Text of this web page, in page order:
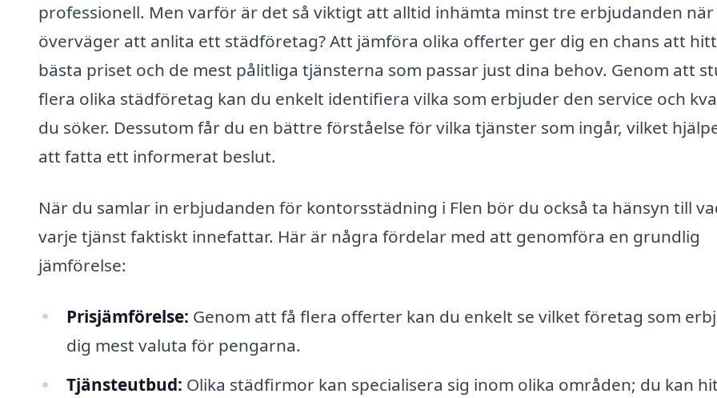
professionell. Men varför är det så viktigt att alltid inhämta minst tre erbjudanden när
överväger att anlita ett städföretag? Att jämföra olika offerter ger dig en chans att
bästa priset och de mest pålitliga tjänsterna som passar just dina behov. Genom att
flera olika städföretag kan du enkelt identifiera vilka som erbjuder den service och
du söker. Dessutom får du en bättre förståelse för vilka tjänster som ingår, vilket
att fatta ett informerat beslut.
När du samlar in erbjudanden för kontorsstädning i Flen bör du också ta hänsyn till
varje tjänst faktiskt innefattar. Här är några fördelar med att genomföra en grundlig
jämförelse:
Prisjämförelse: Genom att få flera offerter kan du enkelt se vilket företag som
dig mest valuta för pengarna.
Tjänsteutbud: Olika städfirmor kan specialisera sig inom olika områden; du kan